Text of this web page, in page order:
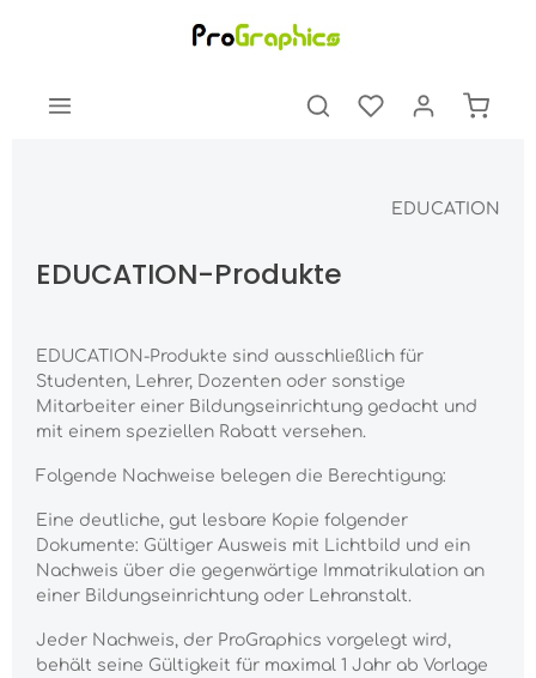
EDUCATION
EDUCATION-Produkte
EDUCATION-Produkte sind ausschließlich für
Studenten, Lehrer, Dozenten oder sonstige
Mitarbeiter einer Bildungseinrichtung gedacht und
mit einem speziellen Rabatt versehen.
Folgende Nachweise belegen die Berechtigung:
Eine deutliche, gut lesbare Kopie folgender
Dokumente: Gültiger Ausweis mit Lichtbild und ein
Nachweis über die gegenwärtige Immatrikulation an
einer Bildungseinrichtung oder Lehranstalt.
Jeder Nachweis, der ProGraphics vorgelegt wird,
behält seine Gültigkeit für maximal 1 Jahr ab Vorlage